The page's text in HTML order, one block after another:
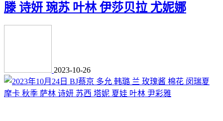
滕 诗妍 琬苏 叶林 伊莎贝拉 尤妮娜
2023-10-26